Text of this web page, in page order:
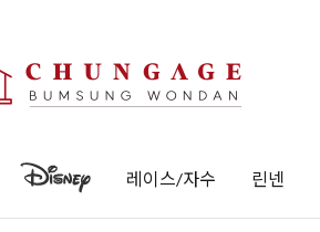
레이스/자수 린넨